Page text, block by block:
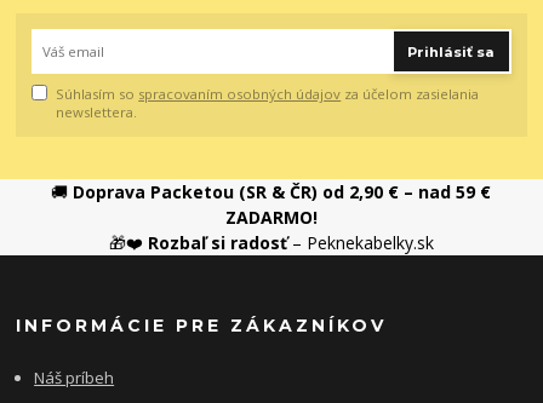
Prihlásiť sa
Súhlasím so spracovaním osobných údajov za účelom zasielania
newslettera.
🚚 Doprava Packetou (SR & ČR) od 2,90 € – nad 59 €
ZADARMO!
🎁❤️ Rozbaľ si radosť– Peknekabelky.sk
INFORMÁCIE PRE ZÁKAZNÍKOV
Náš príbeh